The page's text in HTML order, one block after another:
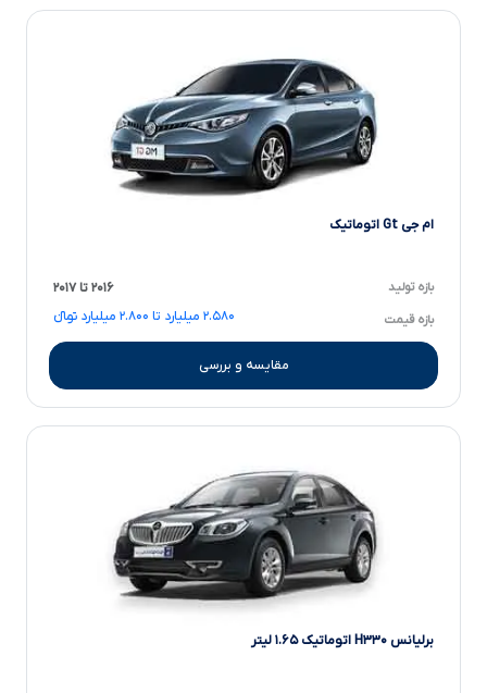
ام جی Gt اتوماتیک
بازه تولید ۲۰۱۶ تا ۲۰۱۷
بازه قیمت ۲.۵۸۰ میلیارد تا ۲.۸۰۰ میلیارد تومانءءء
مقایسه و بررسی
برلیانس H۳۳۰ اتوماتیک ۱.۶۵ لیتر